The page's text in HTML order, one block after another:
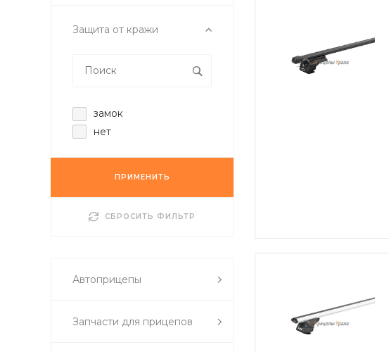
Защита от кражи
замок
нет
ПРИМЕНИТЬ
СБРОСИТЬ ФИЛЬТР
Автоприцепы
Запчасти для прицепов